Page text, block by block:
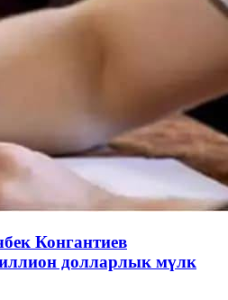
Конгантиев
долларлык мүлк